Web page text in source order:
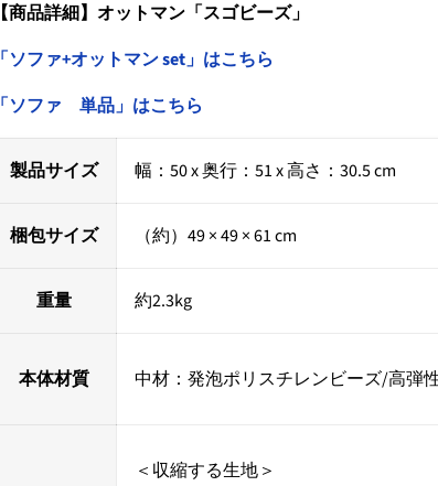
【商品詳細】オットマン「スゴビーズ」
「ソファ+オットマン set」はこちら
「ソファ 単品」はこちら
製品サイズ 幅：50 x 奥行：51 x 高さ：30.5 cm
梱包サイズ （約）49 × 49 × 61 cm
重量 約2.3kg
本体材質 中材： 発泡ポリスチレンビーズ/高弾
＜収縮する生地＞